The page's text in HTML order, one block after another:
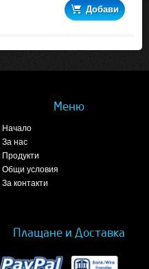
Добави
Меню
Начало
За нас
Продукти
Общи условия
За контакти
Плащане и Доставка